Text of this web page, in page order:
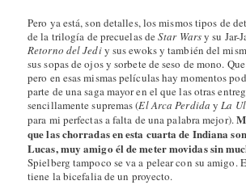
Pero ya está, son detalles, los mismos tipos de
de la trilogía de precuelas deStar Warsy su Jar-
Retorno del Jediy sus ewoks y también del
sus sopas de ojos y sorbete de seso de mono.
pero en esas mismas películas hay momentos
parte de una saga mayor en el que las otras
sencillamente supremas (El Arca Perdida yLa
para mi perfectas a falta de una palabra mejor).
que las chorradas en esta cuarta de Indiana
Lucas, muy amigo él de meter movidas sin
Spielberg tampoco se va a pelear con su amigo.
tiene la bicefalia de un proyecto.